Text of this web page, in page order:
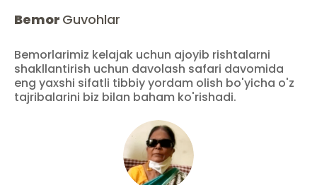
Bemor Guvohlar
Bemorlarimiz kelajak uchun ajoyib rishtalarni
shakllantirish uchun davolash safari davomida
eng yaxshi sifatli tibbiy yordam olish bo'yicha o'z
tajribalarini biz bilan baham ko'rishadi.